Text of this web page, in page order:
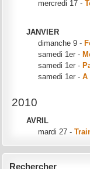
mercredi 17 -
JANVIER
dimanche 9 -
samedi 1er -
samedi 1er -
samedi 1er - A
2010
AVRIL
mardi 27 -
Rechercher